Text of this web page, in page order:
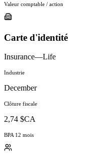
Valeur comptable / action
Carte d'identité
Insurance—Life
Industrie
December
Clôture fiscale
2,74 $CA
BPA 12 mois